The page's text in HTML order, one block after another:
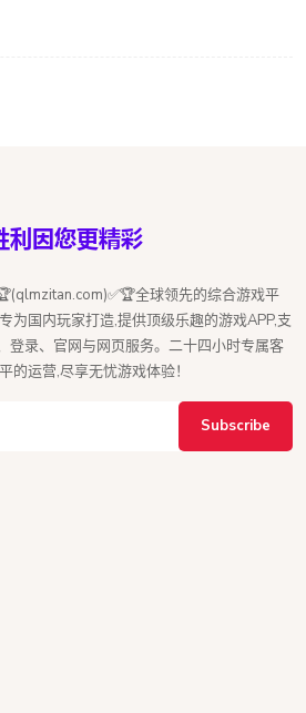
全球领先的综合游戏平
为国内玩家打造,提供顶级乐趣的游戏APP,支
登录、官网与网页服务。二十四小时专属客
的运营,尽享无忧游戏体验！
Subscribe